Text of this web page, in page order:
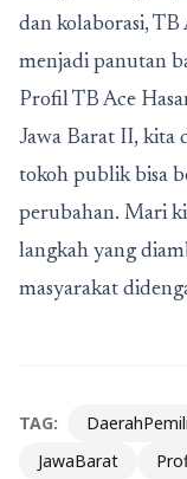
dan kolaborasi, TB
menjadi panutan
Profil TB Ace
Jawa Barat II, kita
tokoh publik bisa
perubahan. Mari
langkah yang
masyarakat
TAG:
JawaBarat